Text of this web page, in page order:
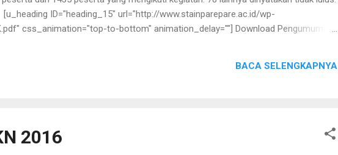
ID="heading_15" url="http://www.stainparepare.ac.id/wp-
css_animation="top-to-bottom" animation_delay=""] Download Pengumuman
BACA SELENGKAPNYA
2016